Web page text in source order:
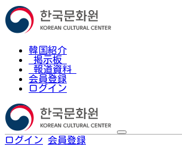
韓国紹介
掲示板
報道資料
会員登録
ログイン
ログイン 会員登録